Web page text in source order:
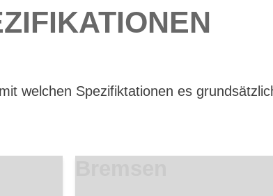
welchen Spezifiktationen es